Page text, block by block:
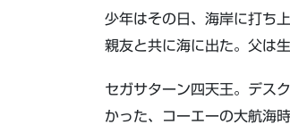
少年はその日、海岸に打ち
親友と共に海に出た。父は
セガサターン四天王。デス
かった、コーエーの大航海